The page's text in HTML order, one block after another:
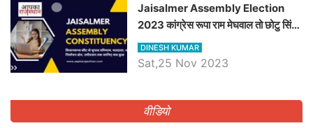
​​​​​​​Jaisalmer Assembly Election
2023 कांग्रेस रूपा राम मेघवाल तो छोटु सिंह
भाटी होंगे भाजपा उम्मीदवार, जानिये जैसलमेर
विधानसभा सीट के ताजा समीकरण
DINESH KUMAR
Sat,25 Nov 2023
वीडियो